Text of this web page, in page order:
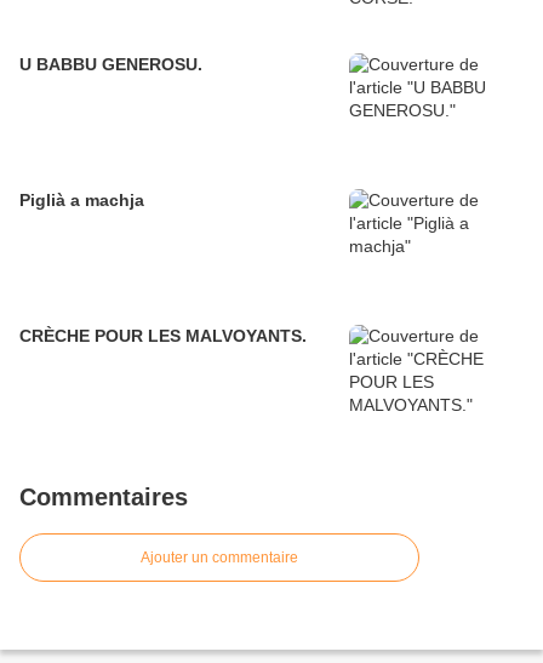
U BABBU GENEROSU.
Piglià a machja
CRÈCHE POUR LES MALVOYANTS.
Commentaires
Ajouter un commentaire